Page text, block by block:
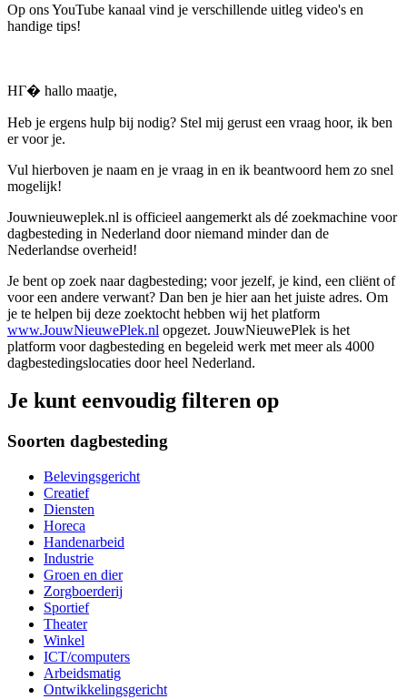
Op ons YouTube kanaal vind je verschillende uitleg video's en
handige tips!
HГ� hallo maatje,
Heb je ergens hulp bij nodig? Stel mij gerust een vraag hoor, ik ben
er voor je.
Vul hierboven je naam en je vraag in en ik beantwoord hem zo snel
mogelijk!
Jouwnieuweplek.nl is officieel aangemerkt als dé zoekmachine voor
dagbesteding in Nederland door niemand minder dan de
Nederlandse overheid!
Je bent op zoek naar dagbesteding; voor jezelf, je kind, een cliënt of
voor een andere verwant? Dan ben je hier aan het juiste adres. Om
je te helpen bij deze zoektocht hebben wij het platform
www.JouwNieuwePlek.nl opgezet. JouwNieuwePlek is het
platform voor dagbesteding en begeleid werk met meer als 4000
dagbestedingslocaties door heel Nederland.
Je kunt eenvoudig filteren op
Soorten dagbesteding
Belevingsgericht
Creatief
Diensten
Horeca
Handenarbeid
Industrie
Groen en dier
Zorgboerderij
Sportief
Theater
Winkel
ICT/computers
Arbeidsmatig
Ontwikkelingsgericht